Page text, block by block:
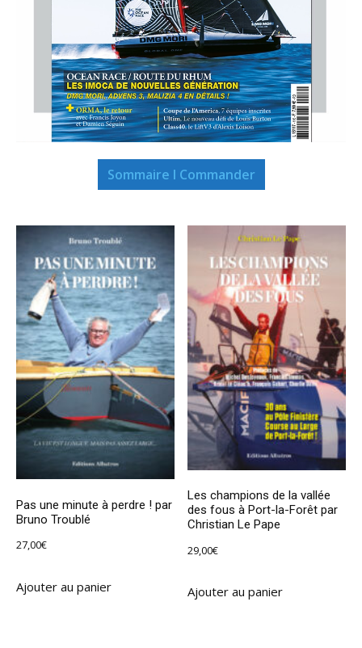
Sommaire I Commander
Pas une minute à perdre ! par
Bruno Troublé
27,00€
Ajouter au panier
Les champions de la vallée
des fous à Port-la-Forêt par
Christian Le Pape
29,00€
Ajouter au panier